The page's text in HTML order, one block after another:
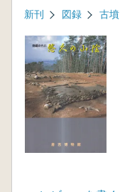
新刊 図録 古墳